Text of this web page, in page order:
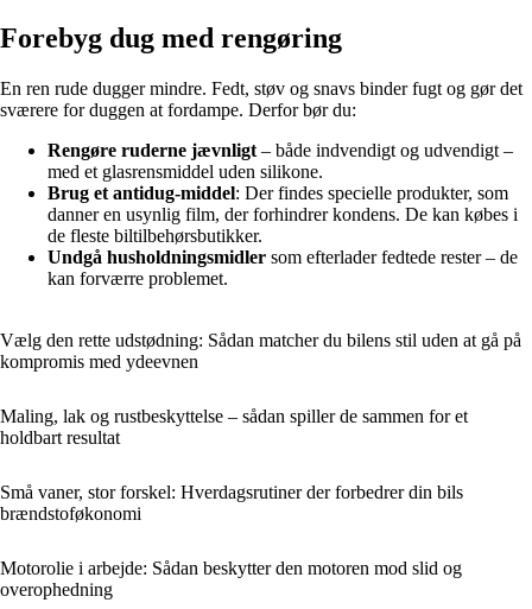
Forebyg dug med rengøring
En ren rude dugger mindre. Fedt, støv og snavs binder fugt og gør det
sværere for duggen at fordampe. Derfor bør du:
Rengøre ruderne jævnligt – både indvendigt og udvendigt –
med et glasrensmiddel uden silikone.
Brug et antidug-middel: Der findes specielle produkter, som
danner en usynlig film, der forhindrer kondens. De kan købes i
de fleste biltilbehørsbutikker.
Undgå husholdningsmidler som efterlader fedtede rester – de
kan forværre problemet.
Vælg den rette udstødning: Sådan matcher du bilens stil uden at gå på
kompromis med ydeevnen
Maling, lak og rustbeskyttelse – sådan spiller de sammen for et
holdbart resultat
Små vaner, stor forskel: Hverdagsrutiner der forbedrer din bils
brændstoføkonomi
Motorolie i arbejde: Sådan beskytter den motoren mod slid og
overophedning